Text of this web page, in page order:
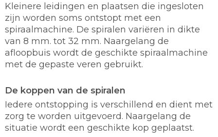
Kleinere leidingen en plaatsen die ingesloten
zijn worden soms ontstopt met een
spiraalmachine. De spiralen variëren in dikte
van 8 mm. tot 32 mm. Naargelang de
afloopbuis wordt de geschikte spiraalmachine
met de gepaste veren gebruikt.
De koppen van de spiralen
Iedere ontstopping is verschillend en dient met
zorg te worden uitgevoerd. Naargelang de
situatie wordt een geschikte kop geplaatst.